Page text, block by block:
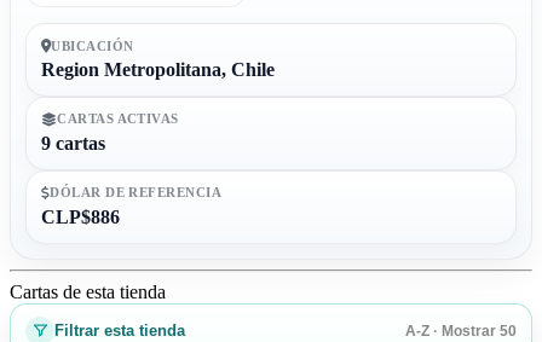
UBICACIÓN
Region Metropolitana, Chile
CARTAS ACTIVAS
9 cartas
DÓLAR DE REFERENCIA
CLP$886
Cartas de esta tienda
Filtrar esta tienda A-Z · Mostrar 50